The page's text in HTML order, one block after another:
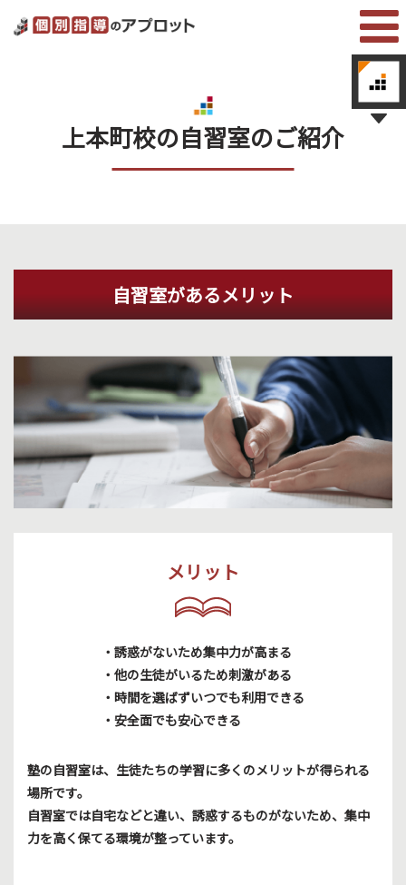
上本町校の自習室のご紹介
自習室があるメリット
メリット
・誘惑がないため集中力が高まる
・他の生徒がいるため刺激がある
・時間を選ばずいつでも利用できる
・安全面でも安心できる
塾の自習室は、生徒たちの学習に多くのメリットが得られる
場所です。
自習室では自宅などと違い、誘惑するものがないため、集中
力を高く保てる環境が整っています。